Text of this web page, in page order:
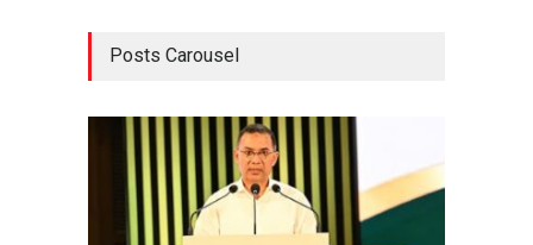
Posts Carousel